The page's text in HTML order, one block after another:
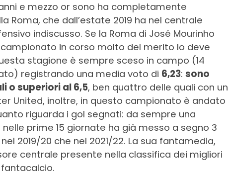
e mezzo or sono ha completamente
Roma, che dall’estate 2019 ha nel centrale
indiscusso. Se la Roma di José Mourinho
in corso molto del merito lo deve
stagione è sempre sceso in campo (14
registrando una media voto di 6,23: sono
o superiori al 6,5, ben quattro delle quali con un
United, inoltre, in questo campionato è andato
riguarda i gol segnati: da sempre una
prime 15 giornate ha già messo a segno 3
2019/20 che nel 2021/22. La sua fantamedia,
centrale presente nella classifica dei migliori